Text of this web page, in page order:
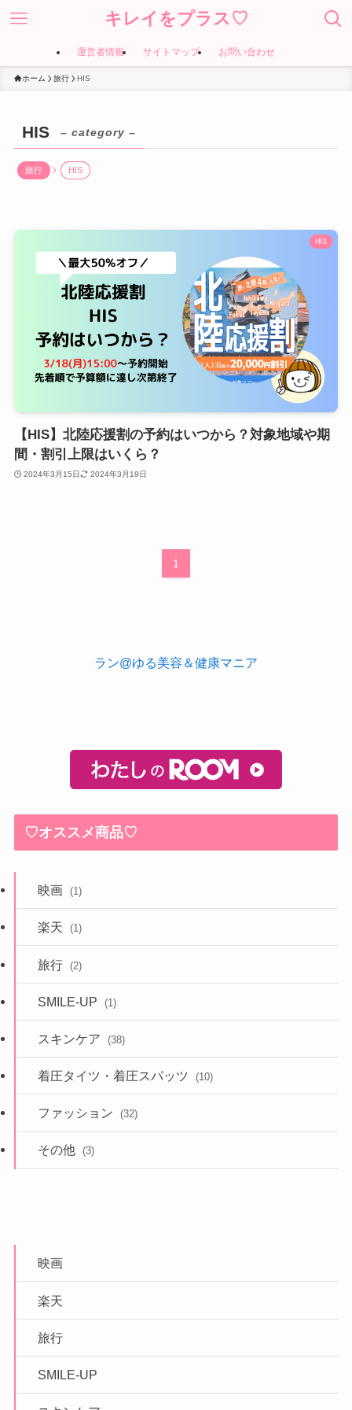
キレイをプラス♡
運営者情報 サイトマップ お問い合わせ
ホーム 旅行 HIS
HIS – category –
旅行 HIS
HIS
【HIS】北陸応援割の予約はいつから？対象地域や期
間・割引上限はいくら？
2024年3月15日 2024年3月19日
1
ラン@ゆる美容＆健康マニア
♡オススメ商品♡
映画 (1)
楽天 (1)
旅行 (2)
SMILE-UP (1)
スキンケア (38)
着圧タイツ・着圧スパッツ (10)
ファッション (32)
その他 (3)
映画
楽天
旅行
SMILE-UP